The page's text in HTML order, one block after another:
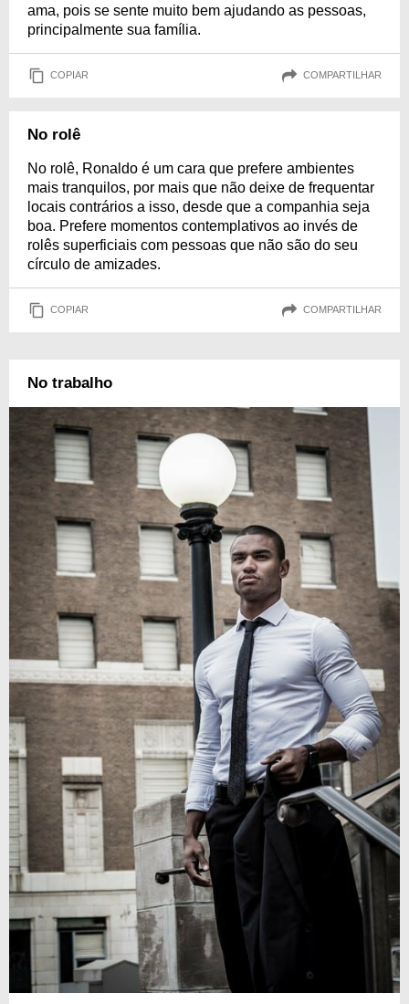
ama, pois se sente muito bem ajudando as pessoas,
principalmente sua família.
COPIAR COMPARTILHAR
No rolê
No rolê, Ronaldo é um cara que prefere ambientes
mais tranquilos, por mais que não deixe de frequentar
locais contrários a isso, desde que a companhia seja
boa. Prefere momentos contemplativos ao invés de
rolês superficiais com pessoas que não são do seu
círculo de amizades.
COPIAR COMPARTILHAR
No trabalho